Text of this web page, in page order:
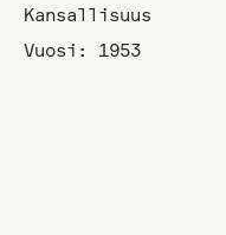
Kansallisuus
Vuosi: 1953